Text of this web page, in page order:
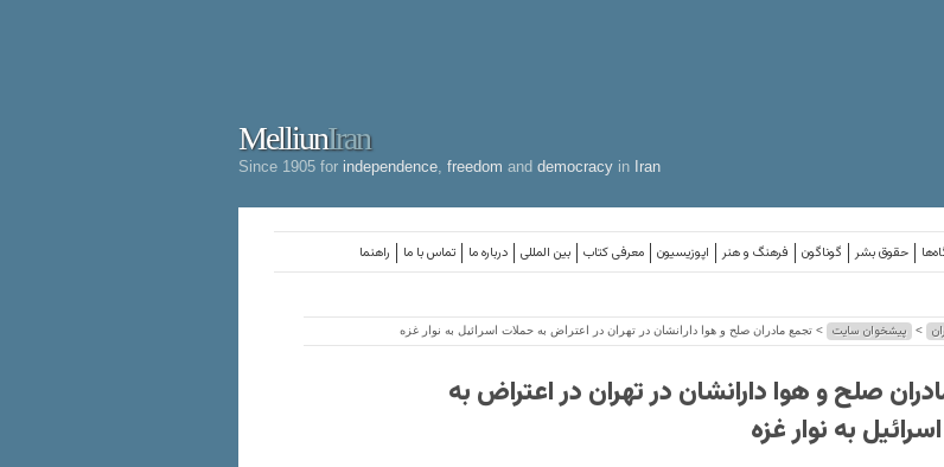
MelliunIran
Since 1905 for independence freedom and democracy in Iran
راهنما تماس با ما درباره ما بین المللی معرفی کتاب اپوزیسیون فرهنگ و هنر گوناگون حقوق بشر
> پیشخوان سایت > تجمع مادران صلح و هوا دارانشان در تهران در اعتراض به حملات اسرائیل به نوار غزه
صلح و هوا دارانشان در تهران در اعتراض به
به نوار غزه